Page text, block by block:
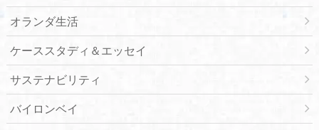
オランダ生活
ケーススタディ＆エッセイ
サステナビリティ
バイロンベイ